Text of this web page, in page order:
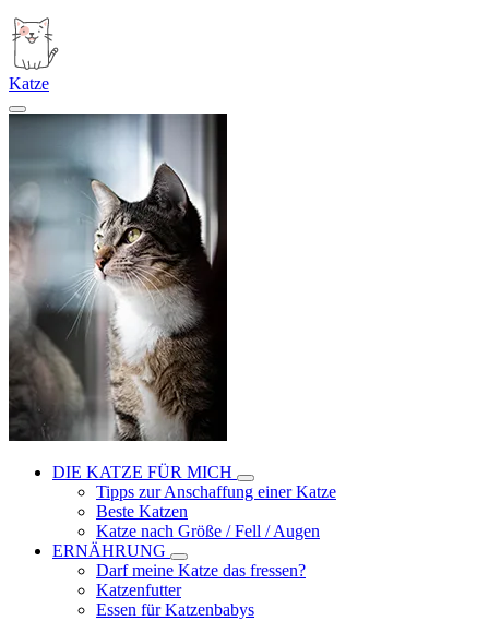
Katze
DIE KATZE FÜR MICH
Tipps zur Anschaffung einer Katze
Beste Katzen
Katze nach Größe / Fell / Augen
ERNÄHRUNG
Darf meine Katze das fressen?
Katzenfutter
Essen für Katzenbabys